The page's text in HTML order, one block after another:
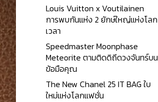
Louis Vuitton x Voutilainen
การพบกันแห่ง 2 ยักษ์ใหญ่แห่งโลก
เวลา
Speedmaster Moonphase
Meteorite ตามติดดิถีดวงจันทร์บน
ข้อมือคุณ
The New Chanel 25 IT BAG ใบ
ใหม่แห่งโลกแฟชั่น